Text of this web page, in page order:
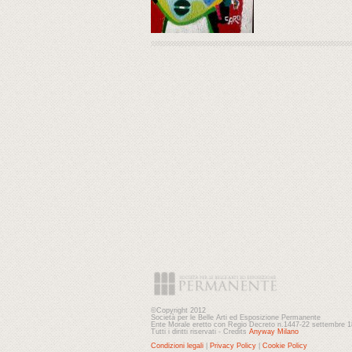
©Copyright 2012
Società per le Belle Arti ed Esposizione Permanente
Ente Morale eretto con Regio Decreto n.1447-22 settembre
Tutti i diritti riservati - Credits Anyway Milano
Condizioni legali
Privacy Policy Cookie Policy